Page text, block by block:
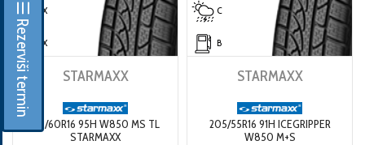
☰ Rezerviši termin X
X
STARMAXX
215/60R16 95H W850 MS TL
STARMAXX
C
B
STARMAXX
205/55R16 91H ICEGRIPPER
W850 M+S